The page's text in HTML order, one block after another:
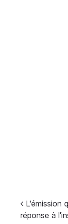
L'émission
réponse à